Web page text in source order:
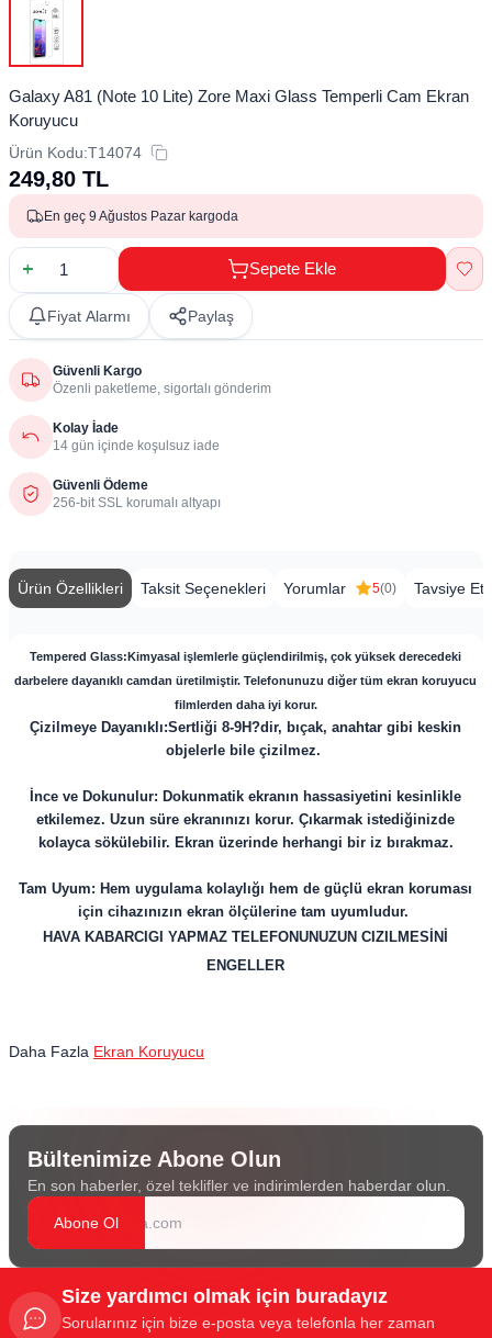
Galaxy A81 (Note 10 Lite) Zore Maxi Glass Temperli Cam Ekran
Koruyucu
Ürün Kodu:T14074
249,80 TL
En geç 9 Ağustos Pazar kargoda
Sepete Ekle
Fiyat Alarmı Paylaş
Güvenli Kargo
Özenli paketleme, sigortalı gönderim
Kolay İade
14 gün içinde koşulsuz iade
Güvenli Ödeme
256-bit SSL korumalı altyapı
Ürün Özellikleri Taksit Seçenekleri Yorumlar 5(0) Tavsiye Et
​​Tempered Glass:Kimyasal işlemlerle güçlendirilmiş, çok yüksek derecedeki
darbelere dayanıklı camdan üretilmiştir. Telefonunuzu diğer tüm ekran koruyucu
filmlerden daha iyi korur.
Çizilmeye Dayanıklı:Sertliği 8-9H?dir, bıçak, anahtar gibi keskin
objelerle bile çizilmez.
İnce ve Dokunulur: Dokunmatik ekranın hassasiyetini kesinlikle
etkilemez. Uzun süre ekranınızı korur. Çıkarmak istediğinizde
kolayca sökülebilir. Ekran üzerinde herhangi bir iz bırakmaz.
Tam Uyum: Hem uygulama kolaylığı hem de güçlü ekran koruması
için cihazınızın ekran ölçülerine tam uyumludur.
HAVA KABARCIGI YAPMAZ TELEFONUNUZUN CIZILMESİNİ
ENGELLER
Daha Fazla Ekran Koruyucu
Bültenimize Abone Olun
En son haberler, özel teklifler ve indirimlerden haberdar olun.
Abone Ol
Size yardımcı olmak için buradayız
Sorularınız için bize e-posta veya telefonla her zaman